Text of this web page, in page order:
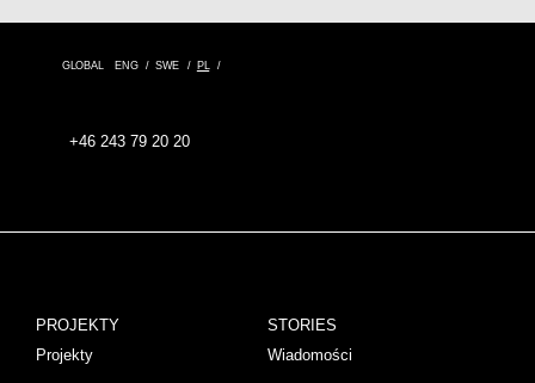
GLOBAL ENG SWE PL
+46 243 79 20 20
PROJEKTY
Projekty
STORIES
Wiadomości